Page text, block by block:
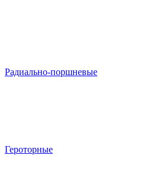
Радиально-поршневые
Героторные